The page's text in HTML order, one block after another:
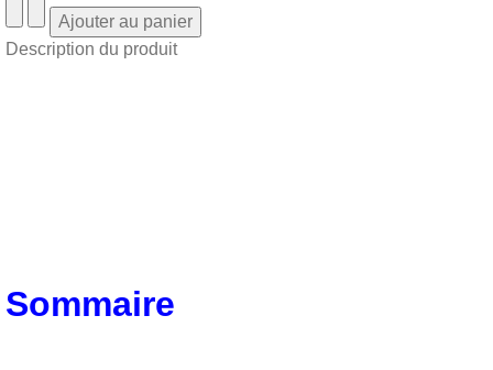
Description du produit
Sommaire